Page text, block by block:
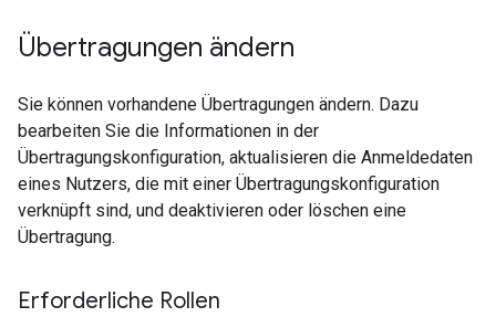
Übertragungen ändern
Sie können vorhandene Übertragungen ändern. Dazu
bearbeiten Sie die Informationen in der
Übertragungskonfiguration, aktualisieren die Anmeldedaten
eines Nutzers, die mit einer Übertragungskonfiguration
verknüpft sind, und deaktivieren oder löschen eine
Übertragung.
Erforderliche Rollen